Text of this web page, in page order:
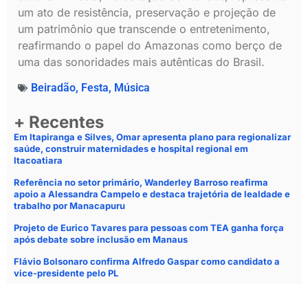
um ato de resistência, preservação e projeção de
um patrimônio que transcende o entretenimento,
reafirmando o papel do Amazonas como berço de
uma das sonoridades mais autênticas do Brasil.
Beiradão, Festa, Música
+ Recentes
Em Itapiranga e Silves, Omar apresenta plano para regionalizar
saúde, construir maternidades e hospital regional em
Itacoatiara
Referência no setor primário, Wanderley Barroso reafirma
apoio a Alessandra Campelo e destaca trajetória de lealdade e
trabalho por Manacapuru
Projeto de Eurico Tavares para pessoas com TEA ganha força
após debate sobre inclusão em Manaus
Flávio Bolsonaro confirma Alfredo Gaspar como candidato a
vice-presidente pelo PL